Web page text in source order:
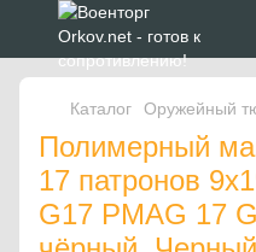
Каталог Оружейный
Полимерный
17 патронов
G17 PMAG 17